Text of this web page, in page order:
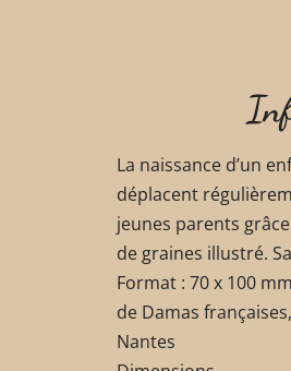
La naissance d’un
déplacent
jeunes parents
de graines illustré.
Format : 70 x 100
de Damas
Nantes